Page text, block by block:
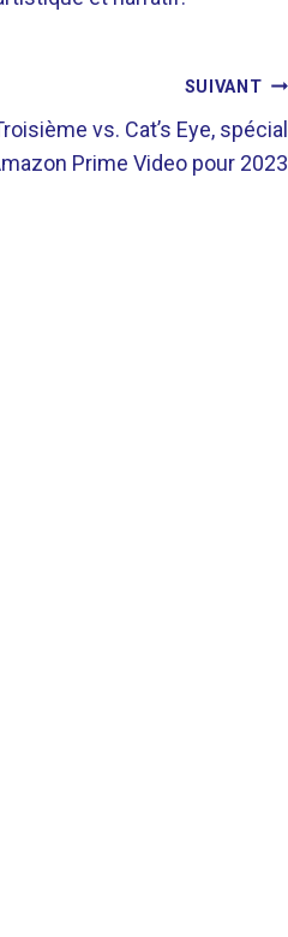
SUIVANT
vs. Cat’s Eye, spécial
Prime Video pour 2023